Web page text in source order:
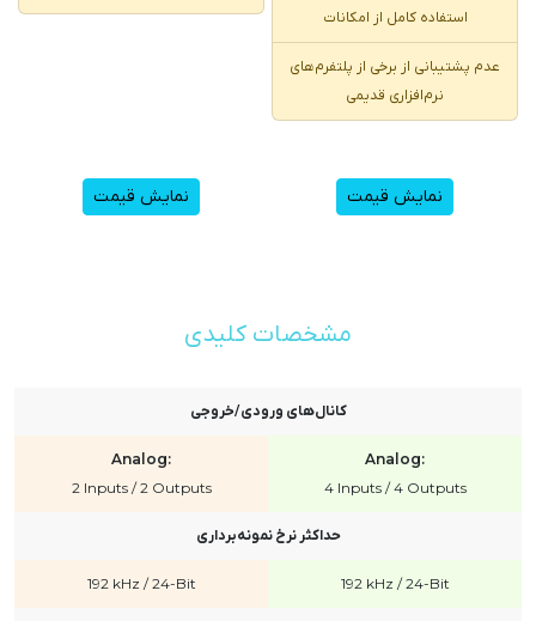
استفاده کامل از امکانات
عدم پشتیبانی از برخی از پلتفرم‌های
نرم‌افزاری قدیمی
نمایش قیمت نمایش قیمت
مشخصات کلیدی
کانال‌های ورودی/خروجی
Analog:
4 Inputs / 4 Outputs
Analog:
2 Inputs / 2 Outputs
حداکثر نرخ نمونه‌برداری
192 kHz / 24-Bit
192 kHz / 24-Bit